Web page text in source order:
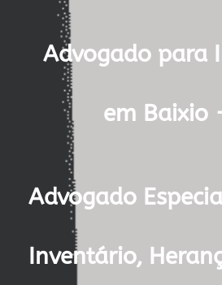
Advogado para
em Baixio
Advogado
Inventário,